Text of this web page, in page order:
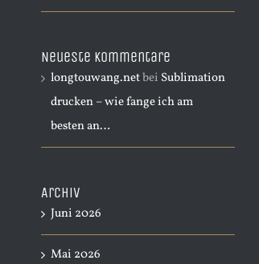
A3 Sublimations
für große Drucke inkl.
Drucker, Tinte & Zubehör |
Start014
TDH950B
Neueste Kommentare
longtouwang.netbei Sublimation
drucken – wie fange ich am
besten an…
Archiv
Juni 2026
Mai 2026